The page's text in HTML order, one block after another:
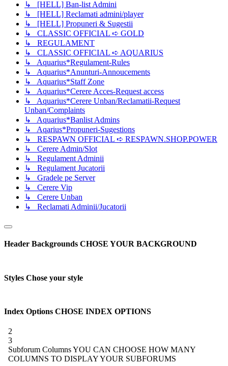
↳ [HELL] Ban-list Admini
↳ [HELL] Reclamati admini/player
↳ [HELL] Propuneri & Sugestii
↳ CLASSIC OFFICIAL ➪ GOLD
↳ REGULAMENT
↳ CLASSIC OFFICIAL ➪ AQUARIUS
↳ Aquarius*Regulament-Rules
↳ Aquarius*Anunturi-Annoucements
↳ Aquarius*Staff Zone
↳ Aquarius*Cerere Acces-Request access
↳ Aquarius*Cerere Unban/Reclamatii-Request
Unban/Complaints
↳ Aquarius*Banlist Admins
↳ Aqarius*Propuneri-Sugestions
↳ RESPAWN OFFICIAL ➪ RESPAWN.SHOP.POWER
↳ Cerere Admin/Slot
↳ Regulament Adminii
↳ Regulament Jucatorii
↳ Gradele pe Server
↳ Cerere Vip
↳ Cerere Unban
↳ Reclamati Adminii/Jucatorii
Header Backgrounds CHOSE YOUR BACKGROUND
Styles Chose your style
Index Options CHOSE INDEX OPTIONS
2
3
Subforum ColumnsYOU CAN CHOOSE HOW MANY
COLUMNS TO DISPLAY YOUR SUBFORUMS